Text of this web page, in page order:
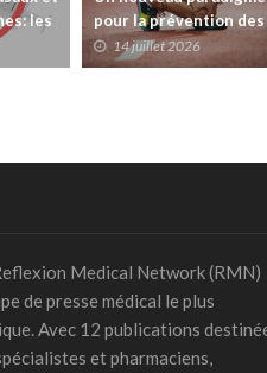
des
prédit la démence dix
ans avant les
14 juillet 2026
Medical Network (RMN)
de presse médical le plus
Avec 12 publications
et pharmaciens,